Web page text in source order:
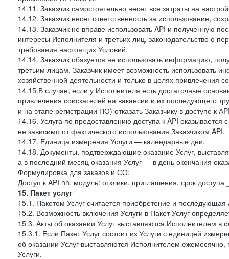
14.11. Заказчик самостоятельно несет все затраты на
14.12. Заказчик несет ответственность за использование,
14.13. Заказчик не вправе использовать API и
интересы Исполнителя и третьих лиц, законодательство о
требования настоящих Условий.
14.14. Заказчик обязуется не использовать информацию,
третьим лицам. Заказчик имеет возможность использовать
хозяйственной деятельности и только в целях привлечения
14.15.В случае, если у Исполнителя есть достаточные
привлечения соискателей на вакансии и их последующего
и на этапе регистрации ПО) отказать Заказчику в доступе к
14.16. Услуга по предоставлению доступа к API оказывается
не зависимо от фактического использования Заказчиком API.
14.17. Единица измерения Услуги — календарные дни.
14.18. Документы, подтверждающие оказание Услуг,
а в последний месяц оказания Услуг — в день окончания
Формулировка для заказов и СО:
Доступ к API hh, модуль: отклики, приглашения, срок
15. Пакет услуг
15.1. Пакетом Услуг считается приобретение и
15.2. Возможность включения Услуги в Пакет Услуг
15.3. Акты об оказании Услуг выставляются Исполнителем в
15.3.1. Если Пакет Услуг состоит из Услуги с единицей
об оказании Услуг выставляются Исполнителем
Услуги.